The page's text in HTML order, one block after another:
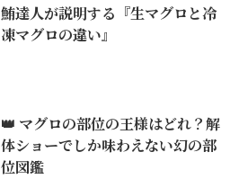
鮪達人が説明する『生マグロと冷
凍マグロの違い』
👑 マグロの部位の王様はどれ？解
体ショーでしか味わえない幻の部
位図鑑